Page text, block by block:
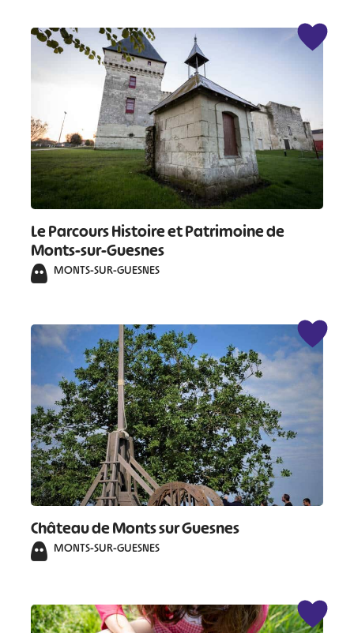
Le Parcours Histoire et Patrimoine de
Monts-sur-Guesnes
MONTS-SUR-GUESNES
Château de Monts sur Guesnes
MONTS-SUR-GUESNES